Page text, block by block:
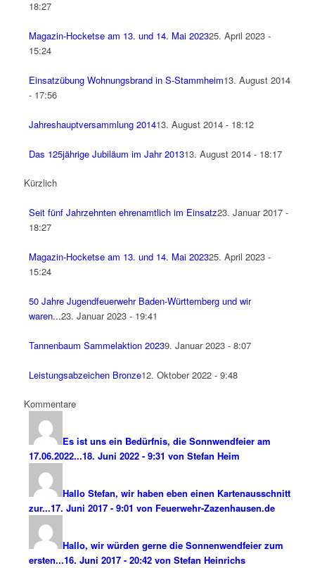
18:27
Magazin-Hocketse am 13. und 14. Mai 202325. April 2023 -
15:24
Einsatzübung Wohnungsbrand in S-Stammheim13. August 2014
- 17:56
Jahreshauptversammlung 201413. August 2014 - 18:12
Das 125jährige Jubiläum im Jahr 201313. August 2014 - 18:17
Kürzlich
Seit fünf Jahrzehnten ehrenamtlich im Einsatz23. Januar 2017 -
18:27
Magazin-Hocketse am 13. und 14. Mai 202325. April 2023 -
15:24
50 Jahre Jugendfeuerwehr Baden-Württemberg und wir
waren...23. Januar 2023 - 19:41
Tannenbaum Sammelaktion 20239. Januar 2023 - 8:07
Leistungsabzeichen Bronze12. Oktober 2022 - 9:48
Kommentare
Es ist uns ein Bedürfnis, die Sonnwendfeier am
17.06.2022...18. Juni 2022 - 9:31 von Stefan Heim
Hallo Stefan, wir haben eben einen Kartenausschnitt
zur...17. Juni 2017 - 9:01 von Feuerwehr-Zazenhausen.de
Hallo, wir würden gerne die Sonnenwendfeier zum
ersten...16. Juni 2017 - 20:42 von Stefan Heinrichs